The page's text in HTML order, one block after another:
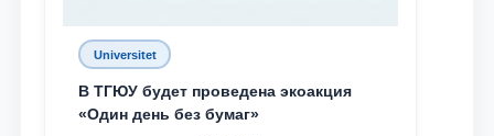
Universitet
В ТГЮУ будет проведена экоакция
«Один день без бумаг»